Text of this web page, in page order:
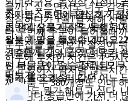
하지만…초반에 열심히 가공
초반에 상품가공은 새벽 3,4
상품 가공을 해봐야 겠어요.
~!!!!함께 강의 들었던 모든
진 분들, 민군님, 피치님 모
기러 또 오겠습니다^^
을까?’ 싶으면서도 너무 감
잠잠하다가 1월1일 새해 선
다.두번째 주문이 들어올때
문수집을 눌러보고 설정이
하루에 투자한 시간은 4~5
우고 있어서 맘처럼 많은시
재 상품 수 380개정도 인데
있습니다.중급반에 가서 더
스마트스토어? 쿠팡?그거
런 생각으로 시작도 못했던
월부에 발을 들였습니다.고2
겨주면 되고,시간적 여유가
던 나날들이 슬슬 정리되기
루가 롤러코스터 같던 어느
요.“나도 뭔가 해보고 싶다.
더보기